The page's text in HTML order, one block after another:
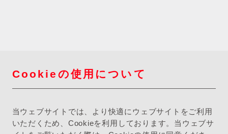
Cookieの使用について
当ウェブサイトでは、より快適にウェブサイトをご利用
いただくため、Cookieを利用しております。当ウェブサ